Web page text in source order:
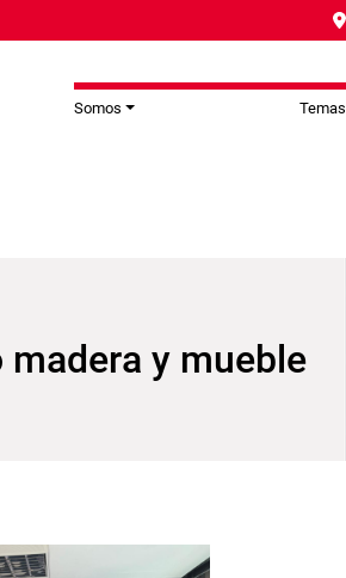
Somos Temas
madera y mueble